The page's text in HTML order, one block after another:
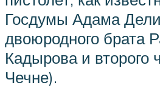
Госдумы Адама
двоюродного брата
Кадырова и второго
Чечне).